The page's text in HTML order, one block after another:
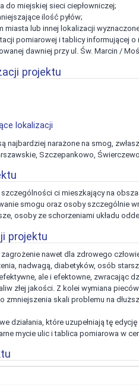
do miejskiej sieci ciepłowniczej;
ilość pyłów;
miasta lub innej lokalizacji
pomiarowej i tablicy informującej
dawniej przy ul. Św. Marcin /
projektu
lokalizacji
najbardziej narażone na smog,
Szczepankowo,
ci mieszkający na
smogu oraz osoby szczególnie
osoby ze schorzeniami układu
projektu
nawet dla zdrowego
nadwagą, diabetyków, osób
ale i efektowne, zwracając
złej jakości. Z kolei wymiana
skali problemu na
działania, które uzupełniają tę
mycie ulic i tablica pomiarowa w